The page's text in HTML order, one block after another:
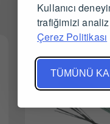
Kullanıcı
trafiğimizi
Çerez Politikası
TÜMÜNÜ